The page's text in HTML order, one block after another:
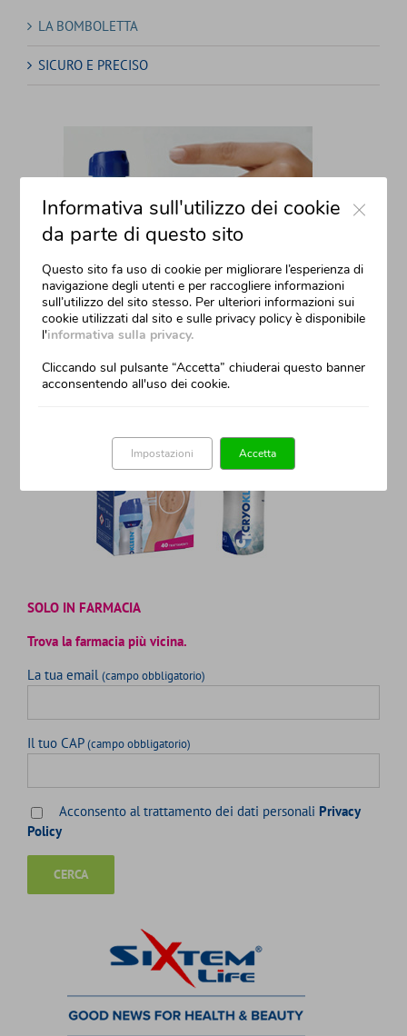
LA BOMBOLETTA
SICURO E PRECISO
> GUARDA IL TUTORIAL
SOLO IN FARMACIA
Trova la farmacia più vicina.
La tua email(campo obbligatorio)
Il tuo CAP(campo obbligatorio)
Acconsento al trattamento dei dati personali Privacy
Policy
Informativa sull'utilizzo dei cookie
da parte di questo sito
Questo sito fa uso di cookie per migliorare l’esperienza di
navigazione degli utenti e per raccogliere informazioni
sull’utilizzo del sito stesso. Per ulteriori informazioni sui
cookie utilizzati dal sito e sulle privacy policy è disponibile
l'informativa sulla privacy.
Cliccando sul pulsante “Accetta” chiuderai questo banner
acconsentendo all'uso dei cookie.
Accetta
Impostazioni